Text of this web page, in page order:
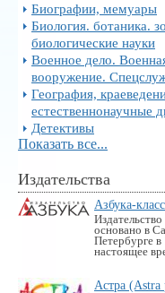
Биографии, мемуары
Биология. ботаника.
биологические науки
Военное дело.
вооружение.
География,
естественнонаучные
Детективы
Показать все...
Издательства
Азбука-
основано в
Петербурге
настоящее
Астра (Astra